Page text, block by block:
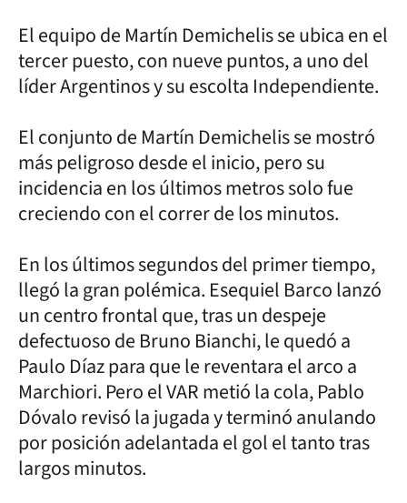
El equipo de Martín Demichelis se ubica en el
tercer puesto, con nueve puntos, a uno del
líder Argentinos y su escolta Independiente.
El conjunto de Martín Demichelis se mostró
más peligroso desde el inicio, pero su
incidencia en los últimos metros solo fue
creciendo con el correr de los minutos.
En los últimos segundos del primer tiempo,
llegó la gran polémica. Esequiel Barco lanzó
un centro frontal que, tras un despeje
defectuoso de Bruno Bianchi, le quedó a
Paulo Díaz para que le reventara el arco a
Marchiori. Pero el VAR metió la cola, Pablo
Dóvalo revisó la jugada y terminó anulando
por posición adelantada el gol el tanto tras
largos minutos.